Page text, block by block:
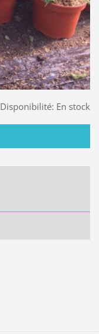
Disponibilité: En stock